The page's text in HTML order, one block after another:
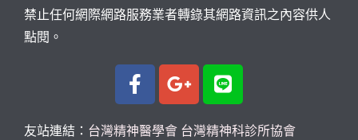
禁止任何網際網路服務業者轉錄其網路資訊之內容供人
點閱。
友站連結： 台灣精神醫學會 台灣精神科診所協會